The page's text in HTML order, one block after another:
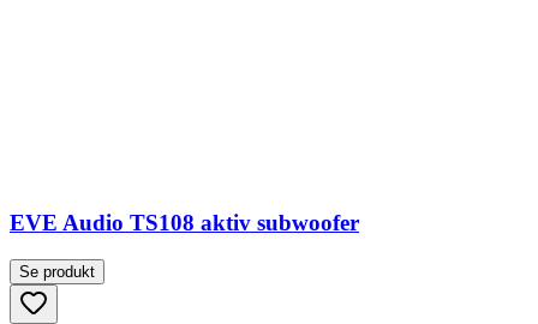
EVE Audio TS108 aktiv subwoofer
Se produkt